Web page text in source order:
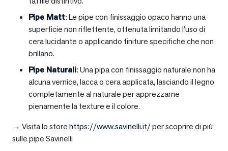
Pipe Matt: Le pipe con finissaggio opaco hanno una
superficie non riflettente, ottenuta limitando l’uso di
cera lucidante o applicando finiture specifiche che non
brillano.
Pipe Naturali: Una pipa con finissaggio naturale non ha
alcuna vernice, lacca o cera applicata, lasciando il legno
completamente al naturale per apprezzarne
pienamente la texture e il colore.
→ Visita lo storehttps://www.savinelli.it/per scoprire di più
sulle pipe Savinelli